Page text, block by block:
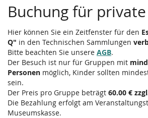
Buchung für
Hier können Sie ein Zeitfenster für den
Q" in den Technischen Sammlungen
Bitte beachten Sie unsere AGB.
Der Besuch ist nur für Gruppen mit
Personen möglich, Kinder sollten
sein.
Der Preis pro Gruppe beträgt 60.00 €
Die Bezahlung erfolgt am
Museumskasse.